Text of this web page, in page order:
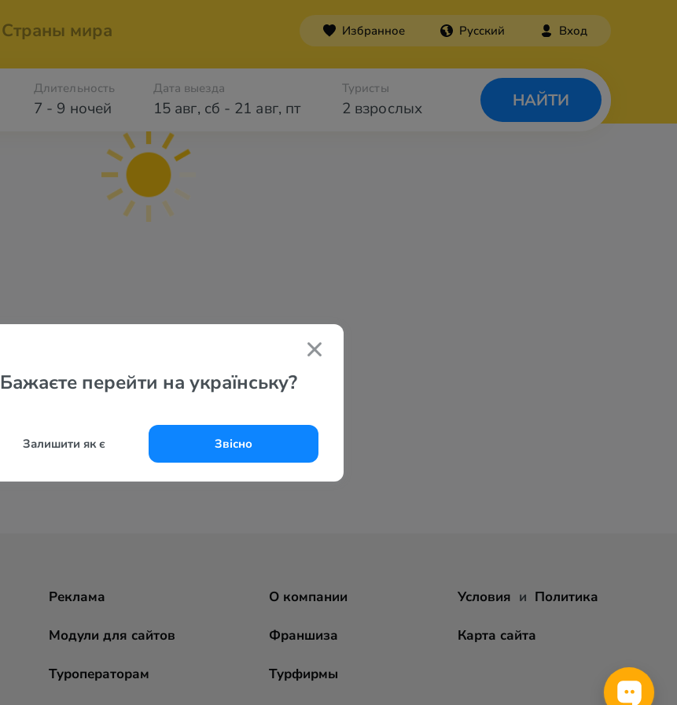
Страны мира Избранное Русский Вход
7 - 9 ночей
Длительность Дата выезда
15 авг, сб - 21 авг, пт 2 взрослых
Туристы
НАЙТИ
Бажаєте перейти на українську?
Залишити як є Звісно
Реклама
Модули для сайтов
Туроператорам
О компании
Франшиза
Турфирмы
Условия и Политика
Карта сайта